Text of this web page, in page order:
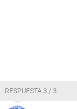
RESPUESTA 3 / 3